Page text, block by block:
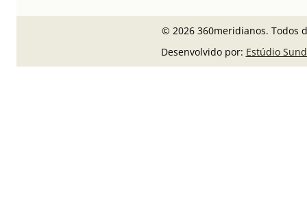
© 2026 360meridianos. Todos
Desenvolvido por: Estúdio